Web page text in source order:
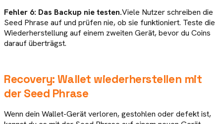
Fehler 6: Das Backup nie testen.Viele Nutzer schreiben die
Seed Phrase auf und prüfen nie, ob sie funktioniert. Teste die
Wiederherstellung auf einem zweiten Gerät, bevor du Coins
darauf überträgst.
Recovery: Wallet wiederherstellen mit
der Seed Phrase
Wenn dein Wallet-Gerät verloren, gestohlen oder defekt ist,